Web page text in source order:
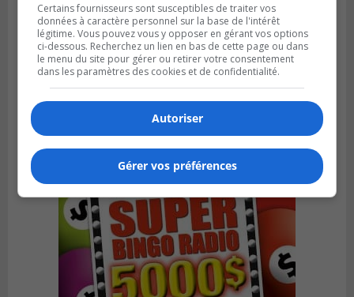
SAINT-BRUNO-DE-MONTARVILLE
Publié le 26 juillet 2026 à 08h01
Saint‑Bruno veut accélérer l’abandon des
outils à essence
Certains fournisseurs sont susceptibles de traiter vos
données à caractère personnel sur la base de l'intérêt
légitime. Vous pouvez vous y opposer en gérant vos options
ci-dessous. Recherchez un lien en bas de cette page ou dans
le menu du site pour gérer ou retirer votre consentement
dans les paramètres des cookies et de confidentialité.
Autoriser
Gérer vos préférences